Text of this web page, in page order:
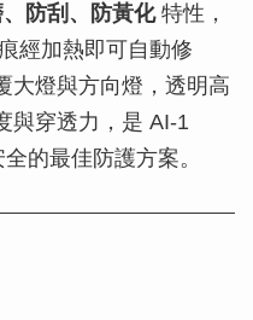
防刮、防黃化特性，
經加熱即可自動修
大燈與方向燈，透明高
與穿透力，是 AI-1
的最佳防護方案。